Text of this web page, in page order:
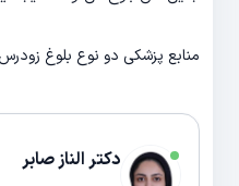
منابع پزشکی دو نوع بلوغ
دکتر الناز صابر